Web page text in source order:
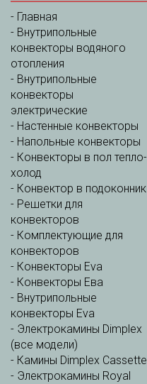
- Главная
- Внутрипольные
конвекторы водяного
отопления
- Внутрипольные
конвекторы
электрические
- Настенные конвекторы
- Напольные конвекторы
- Конвекторы в пол тепло-
холод
- Конвектор в подоконник
- Решетки для
конвекторов
- Комплектующие для
конвекторов
- Конвекторы Eva
- Конвекторы Ева
- Внутрипольные
конвекторы Eva
- Электрокамины Dimplex
(все модели)
- Камины Dimplex Cassette
- Электрокамины Royal